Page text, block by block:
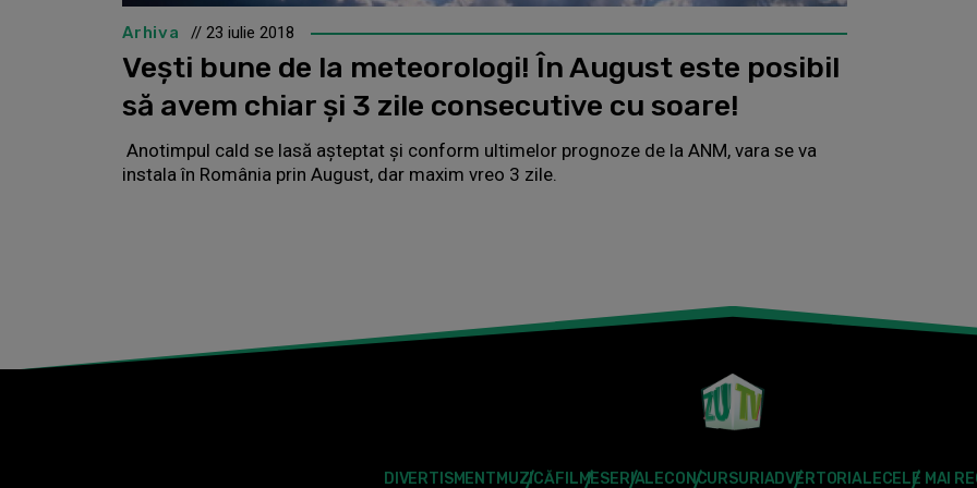
Arhiva // 23 iulie 2018
Veşti bune de la meteorologi! În August este posibil
să avem chiar şi 3 zile consecutive cu soare!
Anotimpul cald se lasă așteptat și conform ultimelor prognoze de la ANM, vara se va
instala în România prin August, dar maxim vreo 3 zile.
DIVERTISMENT MUZICĂFILMESERIALECONCURSURI ADVERTORIALECELE MAI